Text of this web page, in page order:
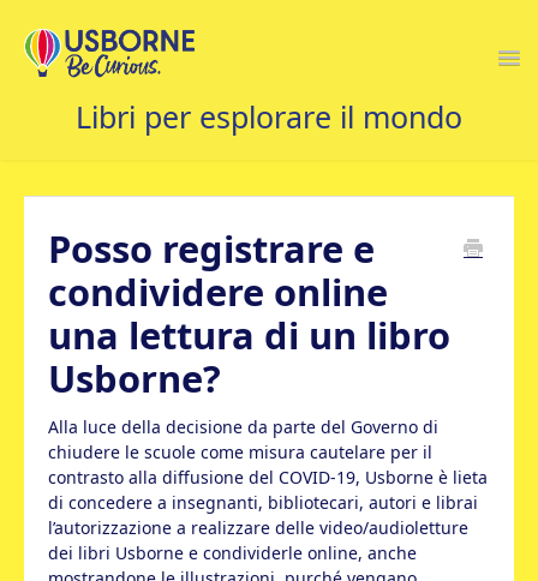
Posso registrare e
condividere online
una lettura di un libro
Usborne?
Alla luce della decisione da parte del Governo di
chiudere le scuole come misura cautelare per il
contrasto alla diffusione del COVID-19, Usborne è lieta
di concedere a insegnanti, bibliotecari, autori e librai
l’autorizzazione a realizzare delle video/audioletture
dei libri Usborne e condividerle online, anche